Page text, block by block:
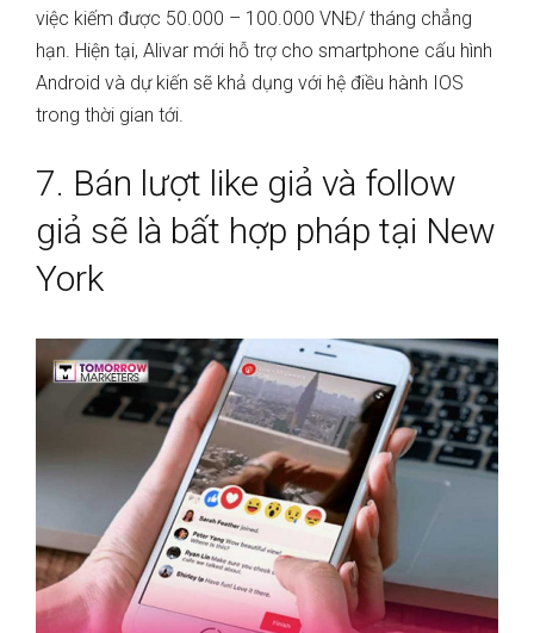
việc kiếm được 50.000 – 100.000 VNĐ/ tháng chẳng
hạn. Hiện tại, Alivar mới hỗ trợ cho smartphone cấu hình
Android và dự kiến sẽ khả dụng với hệ điều hành IOS
trong thời gian tới.
7. Bán lượt like giả và follow
giả sẽ là bất hợp pháp tại New
York